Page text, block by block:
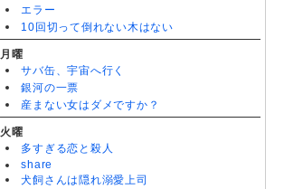
エラー
10回切って倒れない木はない
月曜
サバ缶、宇宙へ行く
銀河の一票
産まない女はダメですか？
火曜
多すぎる恋と殺人
share
犬飼さんは隠れ溺愛上司